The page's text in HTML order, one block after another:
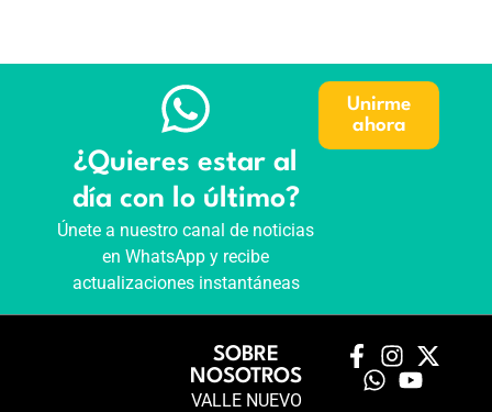
¿Quieres estar al
día con lo último?
Únete a nuestro canal de noticias
en WhatsApp y recibe
actualizaciones instantáneas
Unirme
ahora
SOBRE
NOSOTROS
VALLE NUEVO